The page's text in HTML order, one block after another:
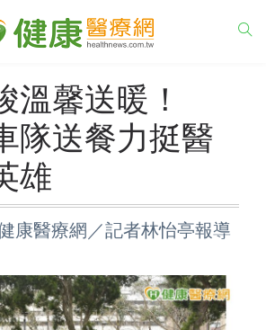
溫馨送暖！
隊送餐力挺醫
雄
康醫療網／記者林怡亭報導